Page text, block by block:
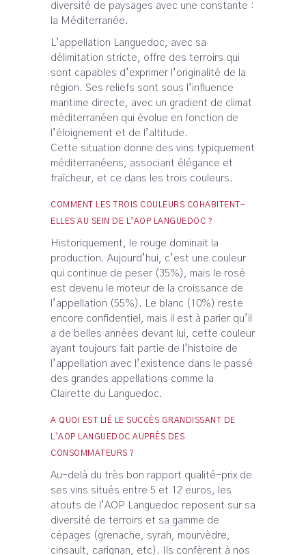
diversité de paysages avec une constante :
la Méditerranée.
L’appellation Languedoc, avec sa
délimitation stricte, offre des terroirs qui
sont capables d’exprimer l’originalité de la
région. Ses reliefs sont sous l’influence
maritime directe, avec un gradient de climat
méditerranéen qui évolue en fonction de
l’éloignement et de l’altitude.
Cette situation donne des vins typiquement
méditerranéens, associant élégance et
fraîcheur, et ce dans les trois couleurs.
COMMENT LES TROIS COULEURS COHABITENT-
ELLES AU SEIN DE L’AOP LANGUEDOC ?
Historiquement, le rouge dominait la
production. Aujourd’hui, c’est une couleur
qui continue de peser (35%), mais le rosé
est devenu le moteur de la croissance de
l’appellation (55%). Le blanc (10%) reste
encore confidentiel, mais il est à parier qu’il
a de belles années devant lui, cette couleur
ayant toujours fait partie de l’histoire de
l’appellation avec l’existence dans le passé
des grandes appellations comme la
Clairette du Languedoc.
A QUOI EST LIÉ LE SUCCÈS GRANDISSANT DE
L’AOP LANGUEDOC AUPRÈS DES
CONSOMMATEURS ?
Au-delà du très bon rapport qualité-prix de
ses vins situés entre 5 et 12 euros, les
atouts de l’AOP Languedoc reposent sur sa
diversité de terroirs et sa gamme de
cépages (grenache, syrah, mourvèdre,
cinsault, carignan, etc). Ils confèrent à nos